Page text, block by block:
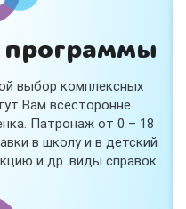
выбор комплексных
Вам всесторонне
Патронаж от 0 – 18
в школу и в детский
и др. виды справок.